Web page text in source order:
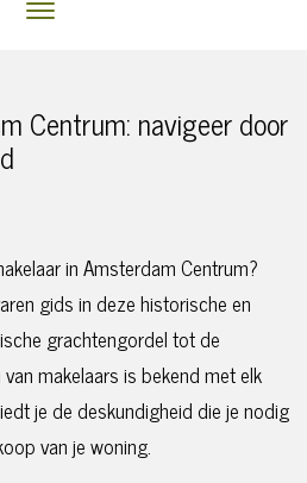
Centrum: navigeer door
in Amsterdam Centrum?
gids in deze historische en
grachtengordel tot de
makelaars is bekend met elk
je de deskundigheid die je nodig
van je woning.